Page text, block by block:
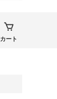
カート